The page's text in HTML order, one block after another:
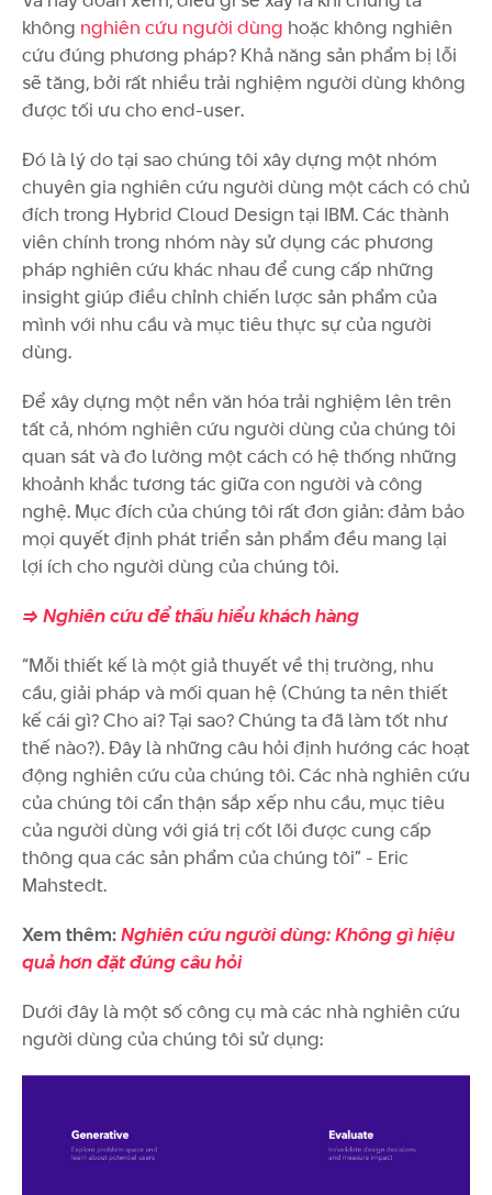
không nghiên cứu người dùng hoặc không nghiên
cứu đúng phương pháp? Khả năng sản phẩm bị lỗi
sẽ tăng, bởi rất nhiều trải nghiệm người dùng không
được tối ưu cho end-user.
Đó là lý do tại sao chúng tôi xây dựng một nhóm
chuyên gia nghiên cứu người dùng một cách có chủ
đích trong Hybrid Cloud Design tại IBM. Các thành
viên chính trong nhóm này sử dụng các phương
pháp nghiên cứu khác nhau để cung cấp những
insight giúp điều chỉnh chiến lược sản phẩm của
mình với nhu cầu và mục tiêu thực sự của người
dùng.
Để xây dựng một nền văn hóa trải nghiệm lên trên
tất cả, nhóm nghiên cứu người dùng của chúng tôi
quan sát và đo lường một cách có hệ thống những
khoảnh khắc tương tác giữa con người và công
nghệ. Mục đích của chúng tôi rất đơn giản: đảm bảo
mọi quyết định phát triển sản phẩm đều mang lại
lợi ích cho người dùng của chúng tôi.
=> Nghiên cứu để thấu hiểu khách hàng
“Mỗi thiết kế là một giả thuyết về thị trường, nhu
cầu, giải pháp và mối quan hệ (Chúng ta nên thiết
kế cái gì? Cho ai? Tại sao? Chúng ta đã làm tốt như
thế nào?). Đây là những câu hỏi định hướng các hoạt
động nghiên cứu của chúng tôi. Các nhà nghiên cứu
của chúng tôi cẩn thận sắp xếp nhu cầu, mục tiêu
của người dùng với giá trị cốt lõi được cung cấp
thông qua các sản phẩm của chúng tôi” - Eric
Mahstedt.
Xem thêm:Nghiên cứu người dùng: Không gì hiệu
quả hơn đặt đúng câu hỏi
Dưới đây là một số công cụ mà các nhà nghiên cứu
người dùng của chúng tôi sử dụng: